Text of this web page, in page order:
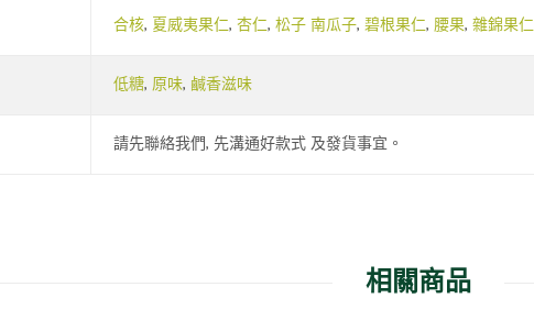
合核, 夏威夷果仁, 杏仁, 松子 南瓜子, 碧根果仁, 腰果, 雜錦果仁
低糖, 原味, 鹹香滋味
請先聯絡我們, 先溝通好款式 及發貨事宜。
相關商品